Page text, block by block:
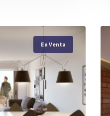
En Venta
En VentaEn Venta